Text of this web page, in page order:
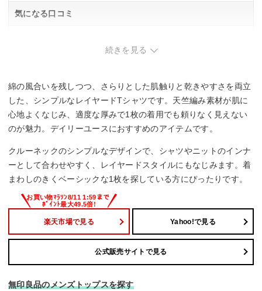
気になる口コミ
続きを見る
綿の風合いを残しつつ、さらりとした肌触りと乾きやすさを両立
した、シンプルなレイヤードTシャツです。天竺編み素材が肌に
心地よくなじみ、適度な厚みで1枚の着用でも頼りなく見えない
のが魅力。デイリーユースにおすすめのアイテムです。
クルーネックのシンプルなデザインで、シャツやニットのインナ
ーとして合わせやすく、レイヤードスタイルにもなじみます。着
まわしのきくベーシックな1枚を探している方にぴったりです。
楽天市場で見る Yahoo!で見る
公式販売サイトで見る
無印良品のメンズトップスを探す